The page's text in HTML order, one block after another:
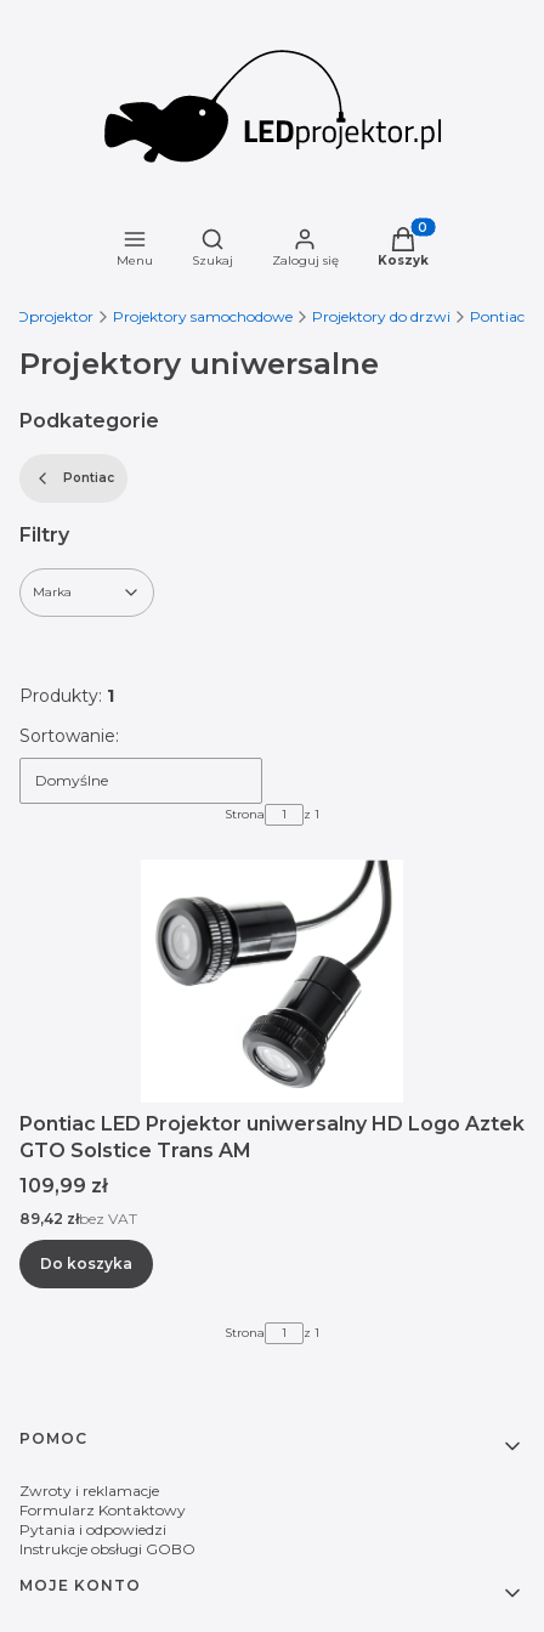
Menu
Otwórz wyszukiwarkę
Szukaj Zaloguj się
Produkty w
Koszyk
LEDprojektor Projektory samochodowe Projektory do drzwi Pontiac
Projektory uniwersalne
Podkategorie
Pontiac
Filtry
Marka
Produkty: 1
Lista produktów
Sortowanie:
Domyślne
Strona z 1
Pontiac LED Projektor uniwersalny HD Logo Aztek
GTO Solstice Trans AM
Cena
109,99 zł
Cena
89,42 złbez VAT
Do koszyka
Strona z 1
Linki w stopce
POMOC
Zwroty i reklamacje
Formularz Kontaktowy
Pytania i odpowiedzi
Instrukcje obsługi GOBO
MOJE KONTO